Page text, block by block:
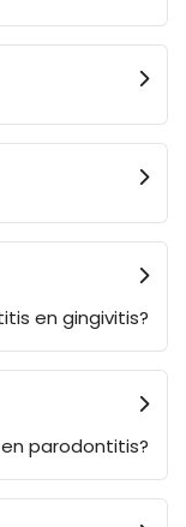
en gingivitis?
parodontitis?